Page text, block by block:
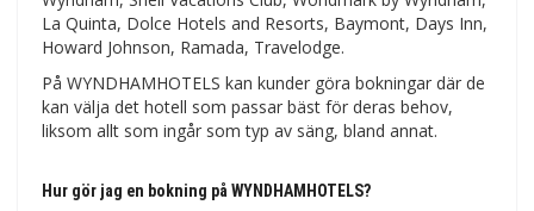
La Quinta, Dolce Hotels and Resorts, Baymont, Days Inn,
Howard Johnson, Ramada, Travelodge.
På WYNDHAMHOTELS kan kunder göra bokningar där de
kan välja det hotell som passar bäst för deras behov,
liksom allt som ingår som typ av säng, bland annat.
Hur gör jag en bokning på WYNDHAMHOTELS?